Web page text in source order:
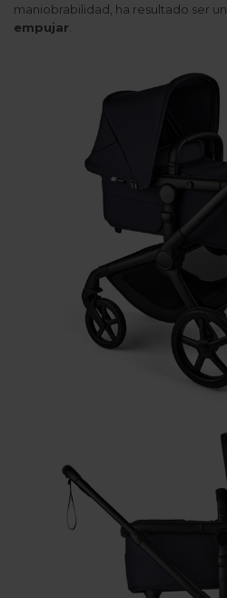
maniobrabilidad, ha resultado ser un
empujar